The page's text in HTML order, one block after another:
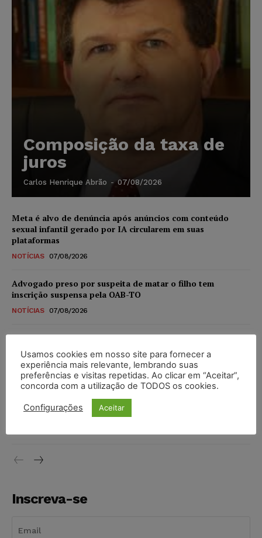
Composição da taxa de
juros
Carlos Henrique Abrão - 07/08/2026
Meta é alvo de denúncia após anúncios com conteúdo
sexual infantil gerado por IA circularem em suas
plataformas
NOTÍCIAS 07/08/2026
Advogado preso por suspeita de matar o filho tem
inscrição suspensa pela OAB-TO
NOTÍCIAS 07/08/2026
STF amplia isenção de IBS e CBS na compra de veículos
novos para pessoas com deficiência e autistas de todos os
níveis
DIREITO TRIBUTÁRIO 07/08/2026
Justiça do Trabalho mantém justa causa de empregado que
vendia canetas emagrecedoras no local de trabalho
Inscreva-se
Usamos cookies em nosso site para fornecer a
experiência mais relevante, lembrando suas
preferências e visitas repetidas. Ao clicar em “Aceitar”,
concorda com a utilização de TODOS os cookies.
Configurações Aceitar